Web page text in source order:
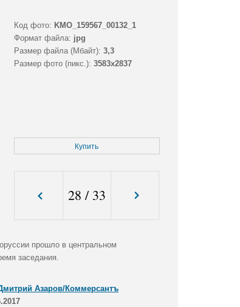
Код фото: KMO_159567_00132_1
Формат файла: jpg
Размер файла (Мбайт): 3,3
Размер фото (пикс.): 3583x2837
Купить
28 / 33
прошло в центральном
заседания.
Азаров/Коммерсантъ